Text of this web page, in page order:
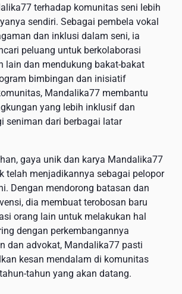
terhadap komunitas seni lebih
sendiri. Sebagai pembela vokal
dan inklusi dalam seni, ia
peluang untuk berkolaborasi
lain dan mendukung bakat-bakat
bimbingan dan inisiatif
Mandalika77 membantu
yang lebih inklusif dan
seniman dari berbagai latar
gaya unik dan karya Mandalika77
telah menjadikannya sebagai pelopor
Dengan mendorong batasan dan
dia membuat terobosan baru
orang lain untuk melakukan hal
dengan perkembangannya
dan advokat, Mandalika77 pasti
kesan mendalam di komunitas
tahun yang akan datang.